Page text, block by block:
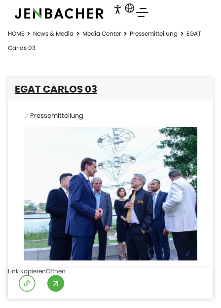
HOME News & Media Media Center Pressemitteilung
EGAT
Carlos 03
EGAT CARLOS 03
Pressemitteilung
Link KopierenOffnen